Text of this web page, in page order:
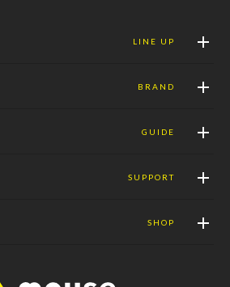
LINE UP
BRAND
GUIDE
SUPPORT
SHOP